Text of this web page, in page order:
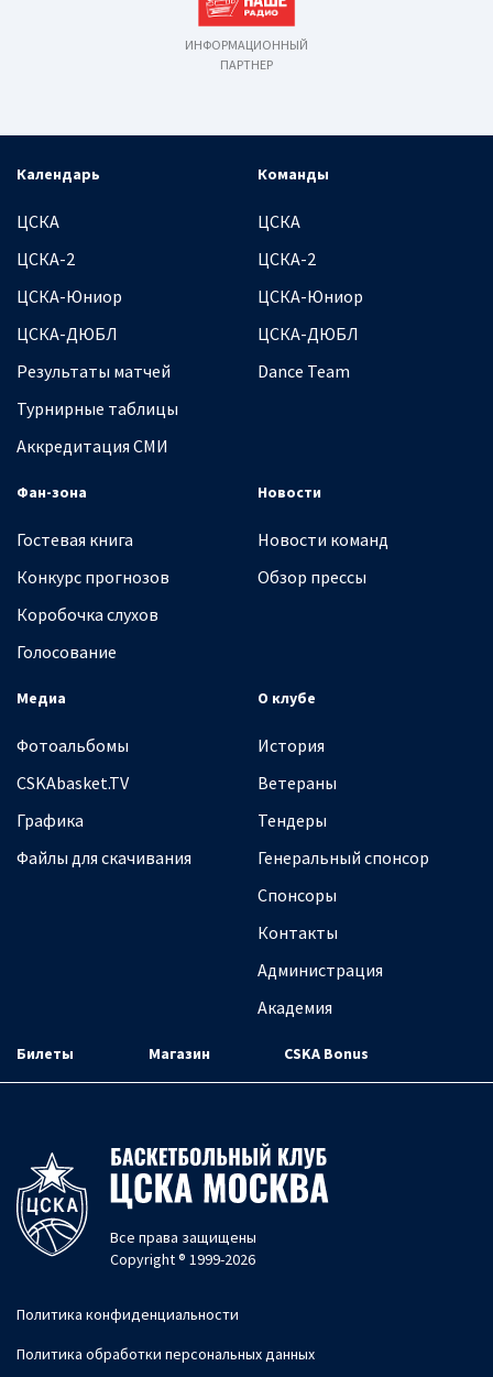
ИНФОРМАЦИОННЫЙ
ПАРТНЕР
Календарь
ЦСКА
ЦСКА-2
ЦСКА-Юниор
ЦСКА-ДЮБЛ
Результаты матчей
Турнирные таблицы
Аккредитация СМИ
Команды
ЦСКА
ЦСКА-2
ЦСКА-Юниор
ЦСКА-ДЮБЛ
Dance Team
Фан-зона
Гостевая книга
Конкурс прогнозов
Коробочка слухов
Голосование
Новости
Новости команд
Обзор прессы
Медиа
Фотоальбомы
CSKAbasket.TV
Графика
Файлы для скачивания
О клубе
История
Ветераны
Тендеры
Генеральный спонсор
Спонсоры
Контакты
Администрация
Академия
Билеты Магазин CSKA Bonus
Все права защищены
Copyright ® 1999-2026
Политика конфиденциальности
Политика обработки персональных данных